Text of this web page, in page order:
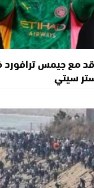
مع جيمس
سيتي